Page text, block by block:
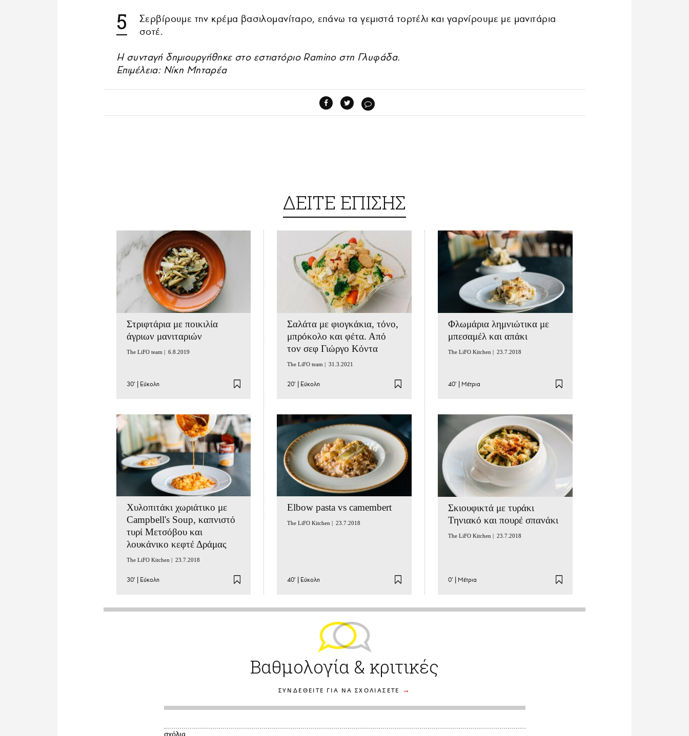
Σερβίρουμε την κρέμα βασιλομανίταρο, επάνω τα γεμιστά τορτέλι και γαρνίρουμε με μανιτάρια
σοτέ.
Η συνταγή δημιουργήθηκε στο εστιατόριο Ramino στη Γλυφάδα.
Επιμέλεια: Νίκη Μηταρέα
ΔΕΙΤΕ ΕΠΙΣΗΣ
Στριφτάρια με ποικιλία
άγριων μανιταριών
The LiFO team | 6.8.2019
30' | Εύκολη
Σαλάτα με φιογκάκια, τόνο,
μπρόκολο και φέτα. Από
τον σεφ Γιώργο Κόντα
The LiFO team |31.3.2021
20' | Εύκολη
Φλωμάρια λημνιώτικα με
μπεσαμέλ και απάκι
The LiFO Kitchen | 23.7.2018
40'| Μέτρια
Χυλοπιτάκι χωριάτικο με
Campbell's Soup, καπνιστό
τυρί Μετσόβου και
λουκάνικο κεφτέ Δράμας
The LiFO Kitchen | 23.7.2018
30' Εύκολη
Elbow pasta vs camembert
The LiFO Kitchen |23.7.2018
40' Εύκολη
Σκιουφικτά με τυράκι
Τηνιακό και πουρέ σπανάκι
The LiFO Kitchen | 23.7.2018
0'| Μέτρια
Βαθμολογία & κριτικές
ΣΥΝΔΕΘΕΙΤΕ ΓΙΑ ΝΑ ΣΧΟΛΙΑΣΕΤΕ